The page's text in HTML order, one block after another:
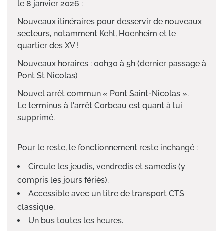
le 8 janvier 2026 :
Nouveaux itinéraires pour desservir de nouveaux
secteurs, notamment Kehl, Hoenheim et le
quartier des XV !
Nouveaux horaires : 00h30 à 5h (dernier passage à
Pont St Nicolas)
Nouvel arrêt commun « Pont Saint-Nicolas ».
Le terminus à l'arrêt Corbeau est quant à lui
supprimé.
Pour le reste, le fonctionnement reste inchangé :
Circule les jeudis, vendredis et samedis (y
compris les jours fériés).
Accessible avec un titre de transport CTS
classique.
Un bus toutes les heures.